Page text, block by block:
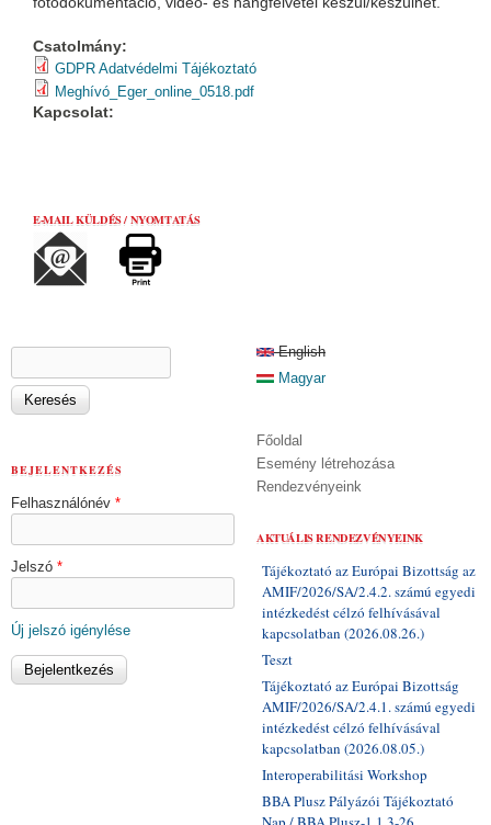
Csatolmány:
GDPR Adatvédelmi Tájékoztató
Meghívó_Eger_online_0518.pdf
Kapcsolat:
E-MAIL KÜLDÉS / NYOMTATÁS
KERESÉS ŰRLAP
BEJELENTKEZÉS
Felhasználónév *
Jelszó *
Új jelszó igénylése
English
Magyar
Főoldal
Esemény létrehozása
Rendezvényeink
AKTUÁLIS RENDEZVÉNYEINK
Tájékoztató az Európai Bizottság az
AMIF/2026/SA/2.4.2. számú egyedi
intézkedést célzó felhívásával
kapcsolatban (2026.08.26.)
Teszt
Tájékoztató az Európai Bizottság
AMIF/2026/SA/2.4.1. számú egyedi
intézkedést célzó felhívásával
kapcsolatban (2026.08.05.)
Interoperabilitási Workshop
BBA Plusz Pályázói Tájékoztató